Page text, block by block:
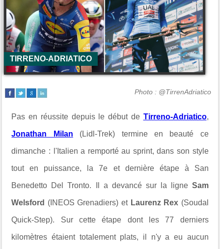
TIRRENO-ADRIATICO
Photo : @TirrenAdriatico
Pas en réussite depuis le début de Tirreno-Adriatico,
Jonathan Milan (Lidl-Trek) termine en beauté ce
dimanche : l'Italien a remporté au sprint, dans son style
tout en puissance, la 7e et dernière étape à San
Benedetto Del Tronto. Il a devancé sur la ligne Sam
Welsford (INEOS Grenadiers) et Laurenz Rex (Soudal
Quick-Step). Sur cette étape dont les 77 derniers
kilomètres étaient totalement plats, il n'y a eu aucun